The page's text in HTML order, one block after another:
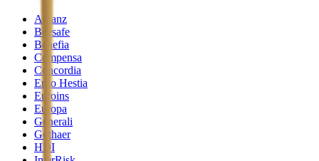
Allianz
Beesafe
Benefia
Compensa
Concordia
Ergo Hestia
Euroins
Europa
Generali
Gothaer
HDI